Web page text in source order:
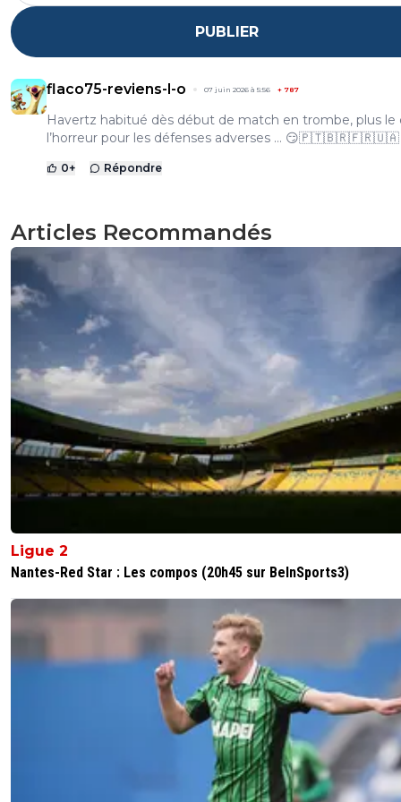
PUBLIER
flaco75-reviens-l-o 07 juin 2026 à 5:56 + 787
Havertz habitué dès début de match en trombe, plus le
l’horreur pour les défenses adverses … 😏🇵🇹🇧🇷🇫🇷🇺🇦
0+ Répondre
Articles Recommandés
Ligue 2
Nantes-Red Star : Les compos (20h45 sur BeInSports3)